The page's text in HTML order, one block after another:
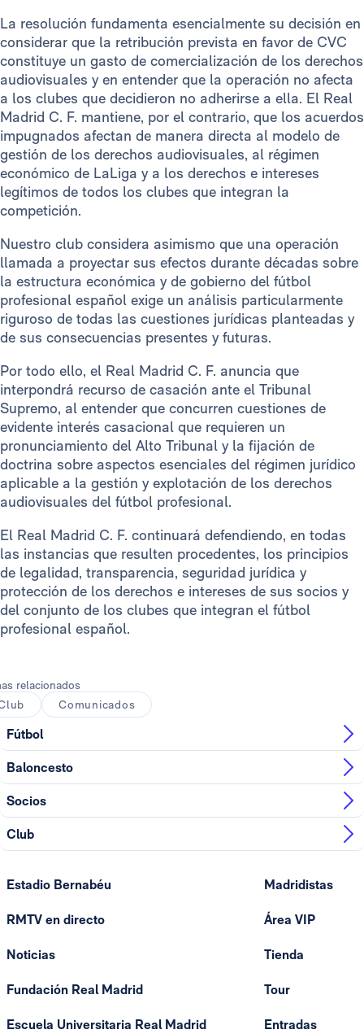
La resolución fundamenta esencialmente su decisión en
considerar que la retribución prevista en favor de CVC
constituye un gasto de comercialización de los derechos
audiovisuales y en entender que la operación no afecta
a los clubes que decidieron no adherirse a ella. El Real
Madrid C. F. mantiene, por el contrario, que los acuerdos
impugnados afectan de manera directa al modelo de
gestión de los derechos audiovisuales, al régimen
económico de LaLiga y a los derechos e intereses
legítimos de todos los clubes que integran la
competición.
Nuestro club considera asimismo que una operación
llamada a proyectar sus efectos durante décadas sobre
la estructura económica y de gobierno del fútbol
profesional español exige un análisis particularmente
riguroso de todas las cuestiones jurídicas planteadas y
de sus consecuencias presentes y futuras.
Por todo ello, el Real Madrid C. F. anuncia que
interpondrá recurso de casación ante el Tribunal
Supremo, al entender que concurren cuestiones de
evidente interés casacional que requieren un
pronunciamiento del Alto Tribunal y la fijación de
doctrina sobre aspectos esenciales del régimen jurídico
aplicable a la gestión y explotación de los derechos
audiovisuales del fútbol profesional.
El Real Madrid C. F. continuará defendiendo, en todas
las instancias que resulten procedentes, los principios
de legalidad, transparencia, seguridad jurídica y
protección de los derechos e intereses de sus socios y
del conjunto de los clubes que integran el fútbol
profesional español.
relacionados
Comunicados
Fútbol
Baloncesto
Socios
Club
Estadio Bernabéu
RMTV en directo
Noticias
Fundación Real Madrid
Escuela Universitaria Real Madrid
Madridistas
Área VIP
Tienda
Tour
Entradas